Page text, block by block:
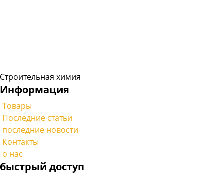
Строительная химия
Информация
Товары
Последние статьи
последние новости
Контакты
о нас
быстрый доступ